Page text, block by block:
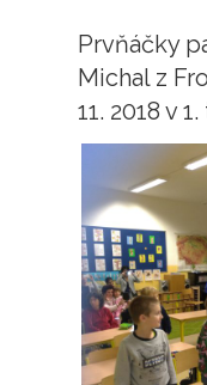
Prvňáčky
Michal z
11. 2018 v